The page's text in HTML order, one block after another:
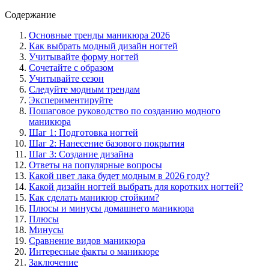
Содержание
Основные тренды маникюра 2026
Как выбрать модный дизайн ногтей
Учитывайте форму ногтей
Сочетайте с образом
Учитывайте сезон
Следуйте модным трендам
Экспериментируйте
Пошаговое руководство по созданию модного
маникюра
Шаг 1: Подготовка ногтей
Шаг 2: Нанесение базового покрытия
Шаг 3: Создание дизайна
Ответы на популярные вопросы
Какой цвет лака будет модным в 2026 году?
Какой дизайн ногтей выбрать для коротких ногтей?
Как сделать маникюр стойким?
Плюсы и минусы домашнего маникюра
Плюсы
Минусы
Сравнение видов маникюра
Интересные факты о маникюре
Заключение